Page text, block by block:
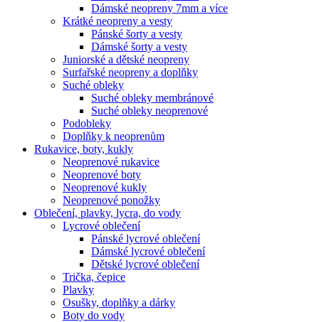
Dámské neopreny 7mm a více
Krátké neopreny a vesty
Pánské šorty a vesty
Dámské šorty a vesty
Juniorské a dětské neopreny
Surfařské neopreny a doplňky
Suché obleky
Suché obleky membránové
Suché obleky neoprenové
Podobleky
Doplňky k neoprenům
Rukavice, boty, kukly
Neoprenové rukavice
Neoprenové boty
Neoprenové kukly
Neoprenové ponožky
Oblečení, plavky, lycra, do vody
Lycrové oblečení
Pánské lycrové oblečení
Dámské lycrové oblečení
Dětské lycrové oblečení
Trička, čepice
Plavky
Osušky, doplňky a dárky
Boty do vody